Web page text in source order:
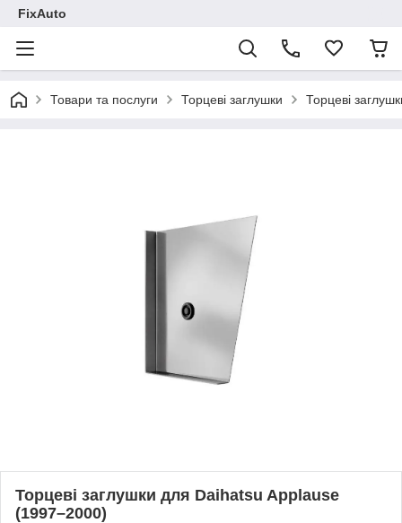
FixAuto
Товари та послуги Торцеві заглушки Торцеві
Торцеві заглушки для Daihatsu Applause
(1997–2000)